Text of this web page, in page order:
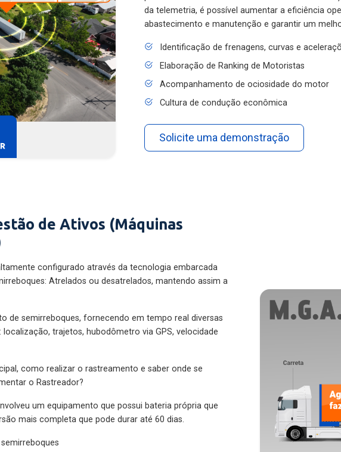
da telemetria, é possível aumentar a eficiência
abastecimento e manutenção e garantir um
Identificação de frenagens, curvas e
Elaboração de Ranking de Motoristas
Acompanhamento de ociosidade do motor
Cultura de condução econômica
Solicite uma demonstração
de Ativos (Máquinas
configurado através da tecnologia embarcada
Atrelados ou desatrelados, mantendo assim a
de semirreboques, fornecendo em tempo real diversas
trajetos, hubodômetro via GPS, velocidade
como realizar o rastreamento e saber onde se
o Rastreador?
um equipamento que possui bateria própria que
mais completa que pode durar até 60 dias.